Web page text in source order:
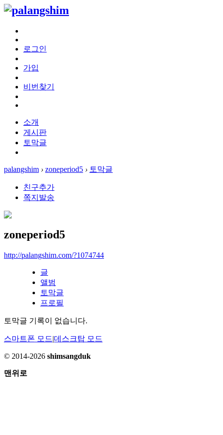
로그인
가입
비번찾기
소개
게시판
토막글
palangshim › zoneperiod5 › 토막글
친구추가
쪽지발송
zoneperiod5
http://palangshim.com/?1074744
글
앨범
토막글
프로필
토막글 기록이 없습니다.
스마트폰 모드|데스크탑 모드
© 2014-2026 shimsangduk
맨위로